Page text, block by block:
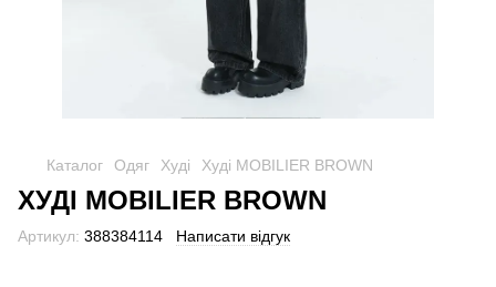
Каталог Одяг Худі Худі MOBILIER BROWN
ХУДІ MOBILIER BROWN
Артикул: 388384114 Написати відгук